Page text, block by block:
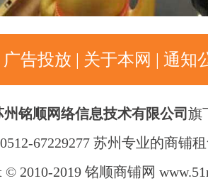
广告投放 关于本网 通知
州铭顺网络信息技术有限公司 旗
67229277 苏州专业的商铺
© 2010-2019 铭顺商铺网